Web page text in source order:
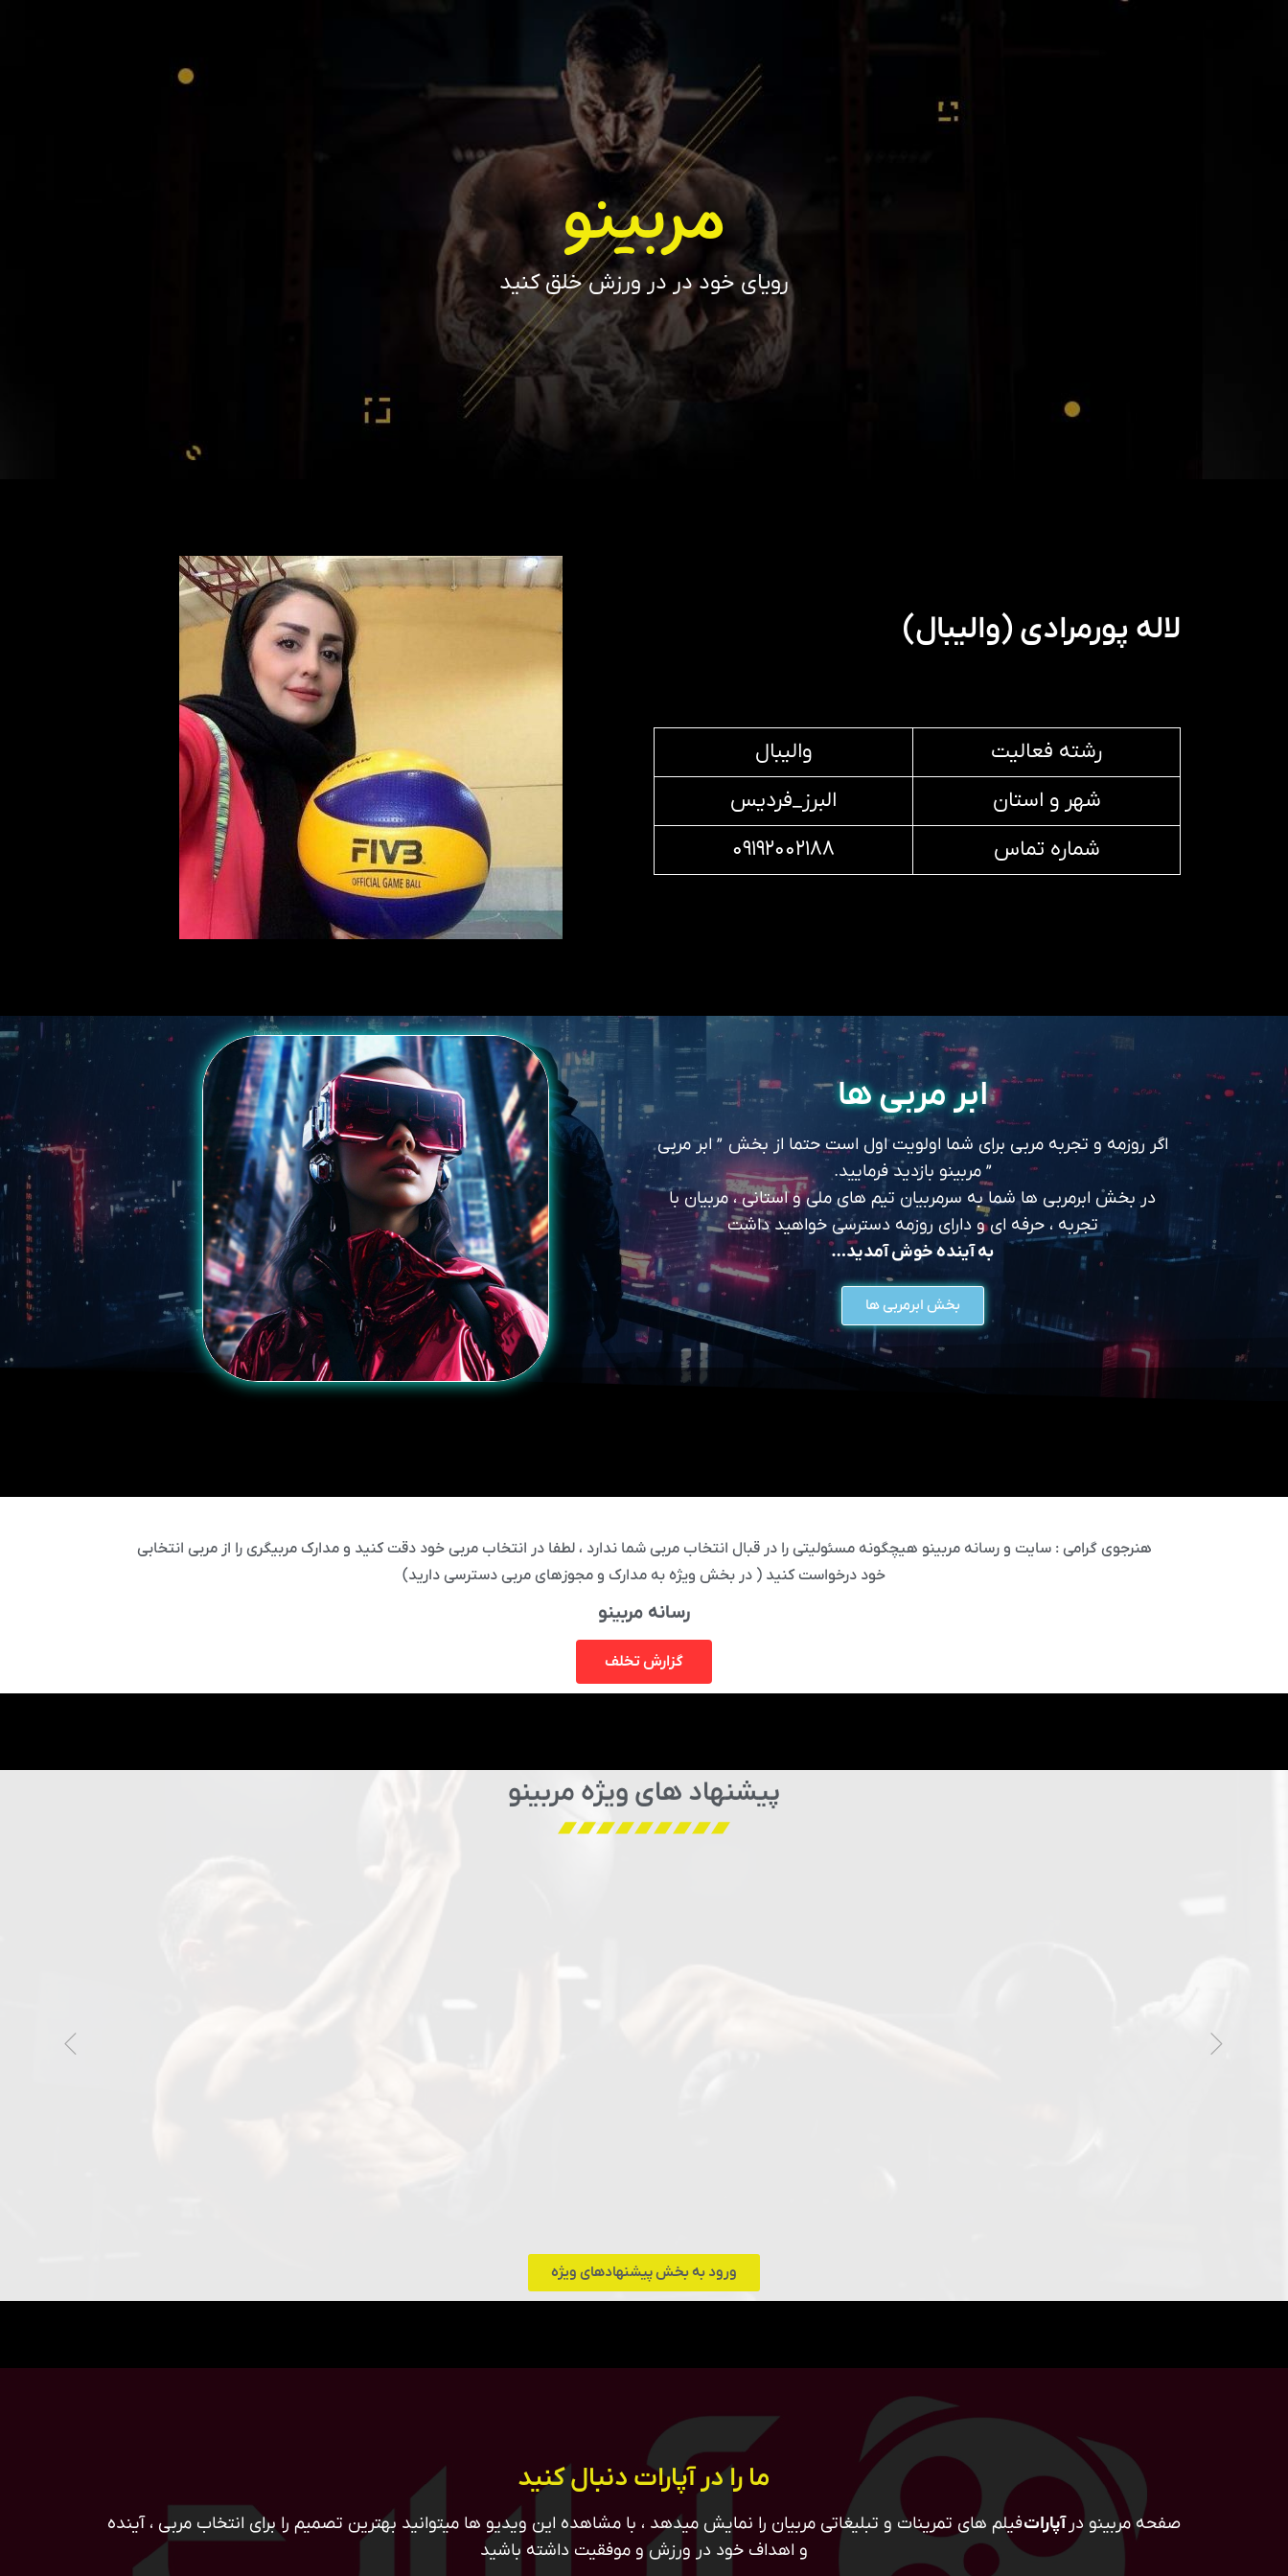
مربینو
رویای خود در در ورزش خلق کنید
لاله پورمرادی (والیبال)
رشته فعالیت
والیبال
شهر و استان
البرز_فردیس
شماره تماس
۰۹۱۹۲۰۰۲۱۸۸
ابر مربی ها
اگر روزمه و تجربه مربی برای شما اولویت اول است حتما از بخش ” ابر مربی
” مربینو بازدید فرمایید.
در بخش ابرمربی ها شما به سرمربیان تیم های ملی و استانی ، مربیان با
تجربه ، حرفه ای و دارای روزمه دسترسی خواهید داشت
به آینده خوش آمدید…
بخش ابرمربی ها
هنرجوی گرامی : سایت و رسانه مربینو هیچگونه مسئولیتی را در قبال انتخاب مربی شما ندارد ، لطفا در انتخاب مربی خود دقت کنید و مدارک مربیگری را از مربی انتخابی
خود درخواست کنید ( در بخش ویژه به مدارک و مجوزهای مربی دسترسی دارید)
رسانه مربینو
گزارش تخلف
پیشنهاد های ویژه مربینو
ورود به بخش پیشنهادهای ویژه
ما را در آپارات دنبال کنید
صفحه مربینو در آپاراتفیلم های تمرینات و تبلیغاتی مربیان را نمایش میدهد ، با مشاهده این ویدیو ها میتوانید بهترین تصمیم را برای انتخاب مربی ، آینده
و اهداف خود در ورزش و موفقیت داشته باشید